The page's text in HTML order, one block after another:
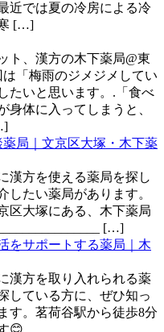
近では夏の冷房による冷
[…]
ト、漢方の木下薬局@東
「梅雨のジメジメしてい
たいと思います。.「食べ
身体に入ってしまうと、
局｜文京区大塚・木下薬
漢方を使える薬局を探し
したい薬局があります。
区大塚にある、木下薬局
[…]
をサポートする薬局｜木
漢方を取り入れられる薬
している方に、ぜひ知っ
す。茗荷谷駅から徒歩8分